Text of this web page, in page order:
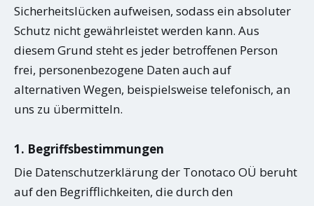
Sicherheitslücken aufweisen, sodass ein absoluter
Schutz nicht gewährleistet werden kann. Aus
diesem Grund steht es jeder betroffenen Person
frei, personenbezogene Daten auch auf
alternativen Wegen, beispielsweise telefonisch, an
uns zu übermitteln.
1. Begriffsbestimmungen
Die Datenschutzerklärung der Tonotaco OÜ beruht
auf den Begrifflichkeiten, die durch den